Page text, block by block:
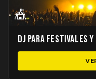
🎪
DJ para Festivales